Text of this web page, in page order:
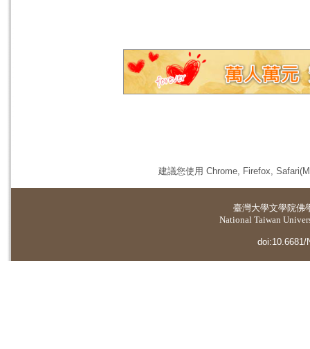
建議您使用 Chrome, Firefox,
臺灣大學文學院佛
National Taiwan
doi:10.6681/